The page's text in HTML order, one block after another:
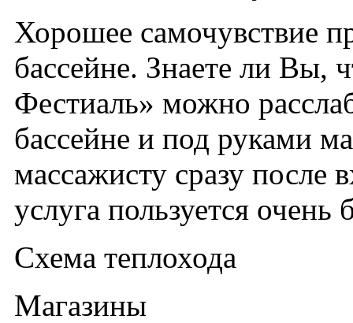
Хорошее самочувствие
бассейне. Знаете ли Вы,
Фестиаль» можно
бассейне и под руками
массажисту сразу после
услуга пользуется
Схема теплохода
Магазины